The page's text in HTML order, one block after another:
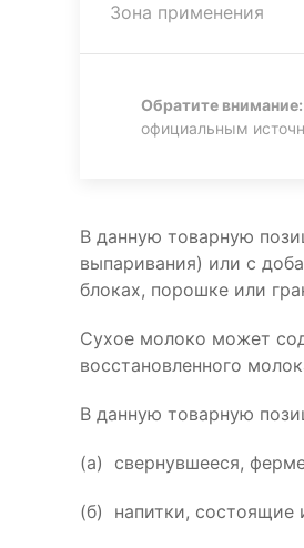
Зона применения
Обратите внимание:
официальным
В данную товарную
выпаривания) или с
блоках, порошке или
Сухое молоко может
восстановленного
В данную товарную
(а) свернувшееся,
(б) напитки, состоящие